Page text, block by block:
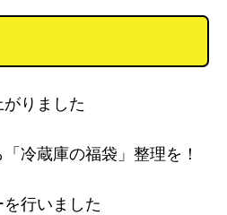
りました
冷蔵庫の福袋」整理を！
行いました